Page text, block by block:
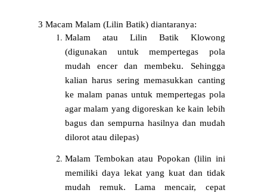
3 Macam Malam (Lilin Batik) diantaranya:
Malam atau Lilin Batik Klowong
(digunakan untuk mempertegas pola
mudah encer dan membeku. Sehingga
kalian harus sering memasukkan canting
ke malam panas untuk mempertegas pola
agar malam yang digoreskan ke kain lebih
bagus dan sempurna hasilnya dan mudah
dilorot atau dilepas)
Malam Tembokan atau Popokan (lilin ini
memiliki daya lekat yang kuat dan tidak
mudah remuk. Lama mencair, cepat